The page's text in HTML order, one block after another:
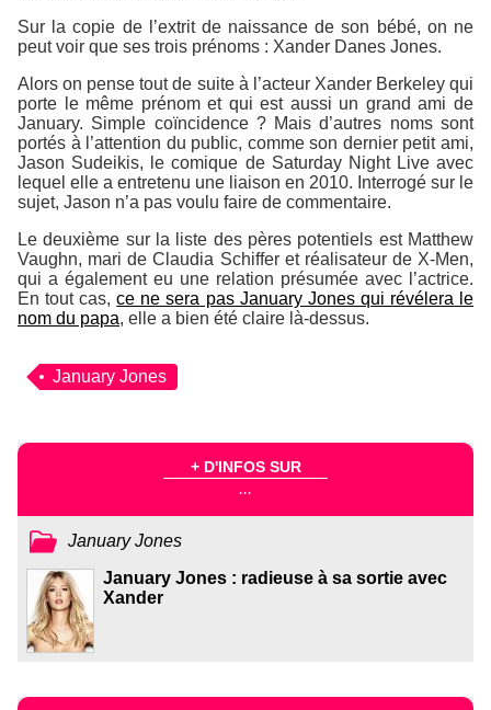
Sur la copie de l’extrit de naissance de son bébé, on ne
peut voir que ses trois prénoms : Xander Danes Jones.
Alors on pense tout de suite à l’acteur Xander Berkeley qui
porte le même prénom et qui est aussi un grand ami de
January. Simple coïncidence ? Mais d’autres noms sont
portés à l’attention du public, comme son dernier petit ami,
Jason Sudeikis, le comique de Saturday Night Liveavec
lequel elle a entretenu une liaison en 2010. Interrogé sur le
sujet, Jason n’a pas voulu faire de commentaire.
Le deuxième sur la liste des pères potentiels est Matthew
Vaughn, mari de Claudia Schiffer et réalisateur de X-Men,
qui a également eu une relation présumée avec l’actrice.
En tout cas,ce ne sera pas January Jones qui révélera le
nom du papa, elle a bien été claire là-dessus.
January Jones
+ D'INFOS SUR
...
January Jones
January Jones : radieuse à sa sortie avec
Xander